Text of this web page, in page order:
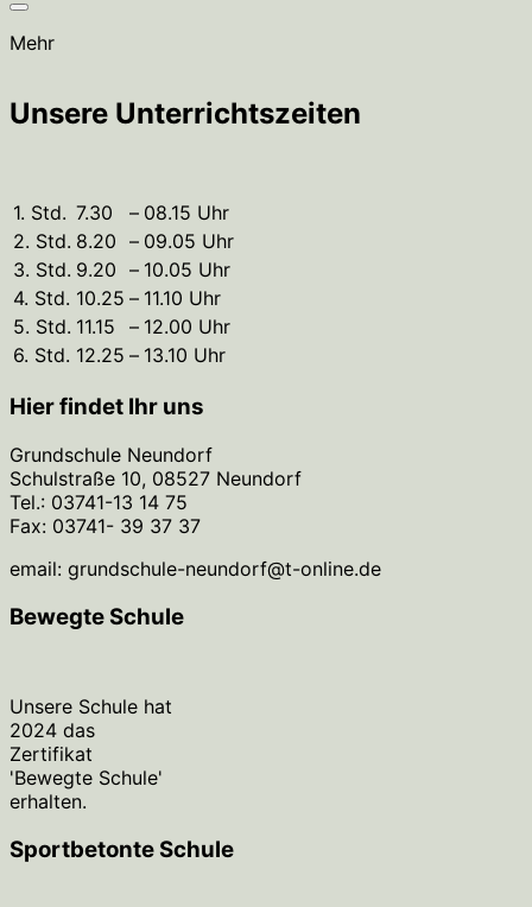
Mehr
Unsere Unterrichtszeiten
1. Std. 7.30 – 08.15 Uhr
2. Std. 8.20 – 09.05 Uhr
3. Std. 9.20 – 10.05 Uhr
4. Std. 10.25 – 11.10 Uhr
5. Std. 11.15 – 12.00 Uhr
6. Std. 12.25 – 13.10 Uhr
Hier findet Ihr uns
Grundschule Neundorf
Schulstraße 10, 08527 Neundorf
Tel.: 03741-13 14 75
Fax: 03741- 39 37 37
email: grundschule-neundorf@t-online.de
Bewegte Schule
Unsere Schule hat
2024 das
Zertifikat
'Bewegte Schule'
erhalten.
Sportbetonte Schule